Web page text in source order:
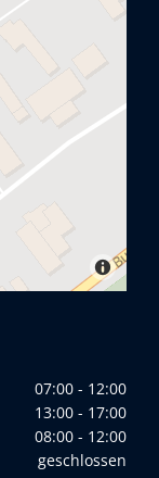
07:00 - 12:00
13:00 - 17:00
08:00 - 12:00
geschlossen